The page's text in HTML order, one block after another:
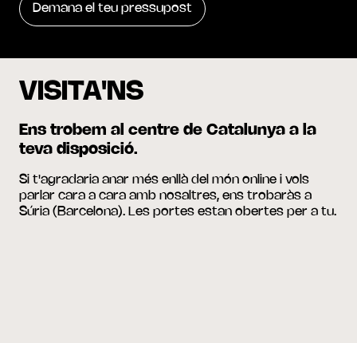
VISITA'NS
Ens trobem al centre de Catalunya a la
teva disposició.
Si t'agradaria anar més enllà del món online i vols
parlar cara a cara amb nosaltres, ens trobaràs a
Súria (Barcelona). Les portes estan obertes per a tu.